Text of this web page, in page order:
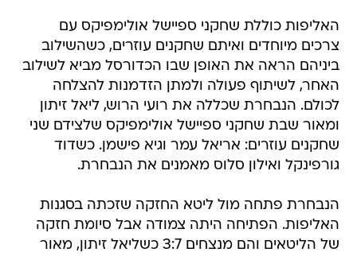
האליפות כוללת שחקני ספיישל אולימפיקס עם
צרכים מיוחדים ואיתם שחקנים עוזרים, כשהשילוב
ביניהם הראה את האופן שבו הכדורסל מביא לשילוב
האחר, לשיתוף פעולה ולמתן הזדמנות להצלחה
לכולם. הנבחרת שכללה את רועי הרוש, ליאל זיתון
ומאור שבת שחקני ספיישל אולימפיקס שלצידם שני
שחקנים עוזרים: אריאל עמר וגיא פישמן. כשדוד
גורפינקל ואילון סלוס מאמנים את הנבחרת.
הנבחרת פתחה מול ליטא החזקה שזכתה בסגנות
האליפות. הפתיחה היתה צמודה אבל סיומת חזקה
של הליטאים והם מנצחים 3:7 כשליאל זיתון, מאור